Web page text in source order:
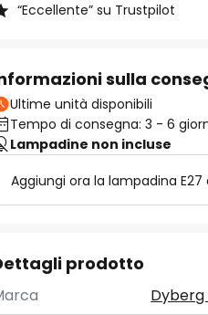
“Eccellente” su Trustpilot
sulla
Ultime unità disponibili
Tempo di consegna: 3 - 6
Lampadine non incluse
Aggiungi ora la lampadina
prodotto
Dyberg